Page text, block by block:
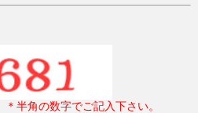
＊半角の数字でご記入下さい。